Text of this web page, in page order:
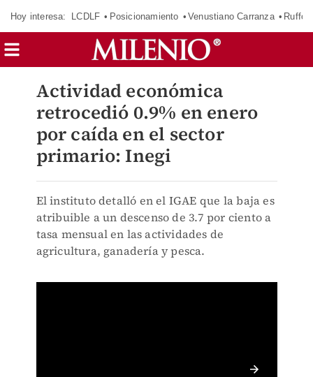
Hoy interesa: LCDLF Posicionamiento Venustiano Carranza Ruffo
Actividad económica
retrocedió 0.9% en enero
por caída en el sector
primario: Inegi
El instituto detalló en el IGAE que la baja es
atribuible a un descenso de 3.7 por ciento a
tasa mensual en las actividades de
agricultura, ganadería y pesca.